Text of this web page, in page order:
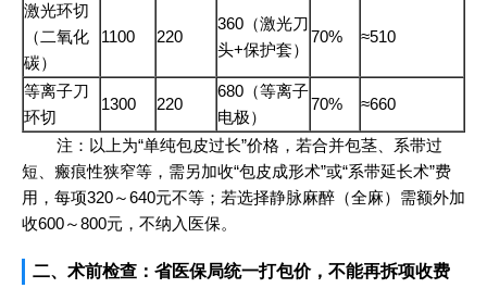
激光环切
（二氧化
碳）
1100 220
360（激光刀
头+保护套）
70% ≈510
等离子刀
环切
1300 220
680（等离子
电极）
70% ≈660
注：以上为“单纯包皮过长”价格，若合并包茎、系带过
短、瘢痕性狭窄等，需另加收“包皮成形术”或“系带延长术”费
用，每项320～640元不等；若选择静脉麻醉（全麻）需额外加
收600～800元，不纳入医保。
二、术前检查：省医保局统一打包价，不能再拆项收费